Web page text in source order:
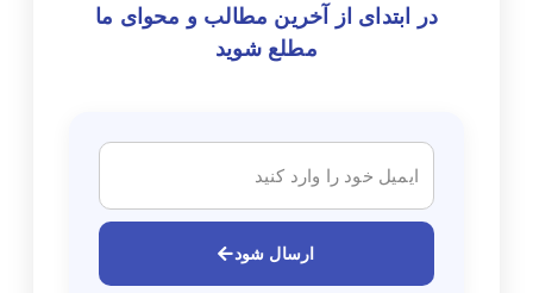
در ابتدای از آخرین مطالب و محوای ما
مطلع شوید
ارسال شود